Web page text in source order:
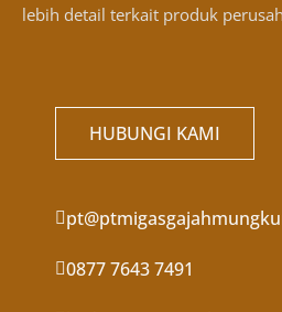
lebih detail terkait produk
HUBUNGI KAMI
0877 7643 7491